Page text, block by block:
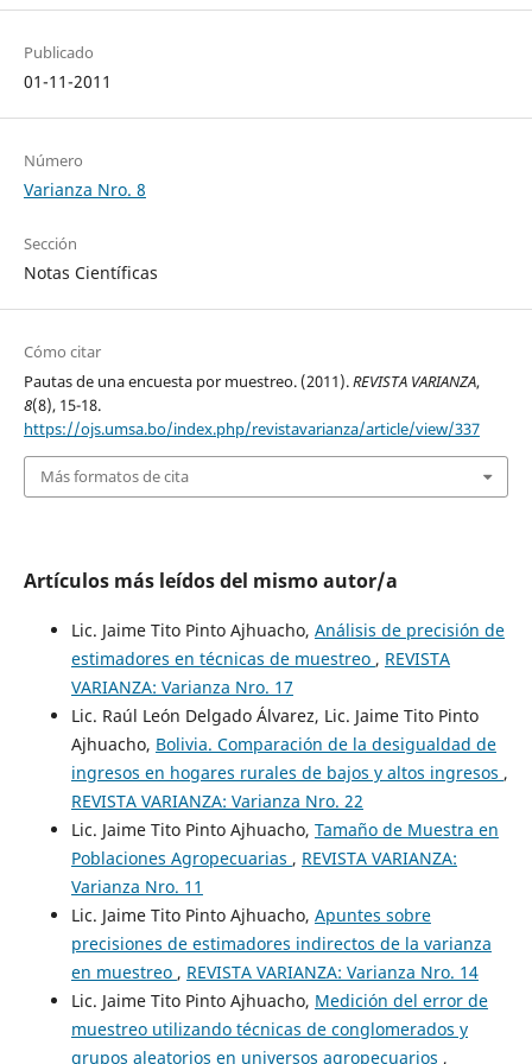
Publicado
01-11-2011
Número
Varianza Nro. 8
Sección
Notas Científicas
Cómo citar
Pautas de una encuesta por muestreo. (2011).REVISTA VARIANZA,
8(8), 15-18.
https://ojs.umsa.bo/index.php/revistavarianza/article/view/337
Más formatos de cita
Artículos más leídos del mismo autor/a
Lic. Jaime Tito Pinto Ajhuacho, Análisis de precisión de
estimadores en técnicas de muestreo , REVISTA
VARIANZA: Varianza Nro. 17
Lic. Raúl León Delgado Álvarez, Lic. Jaime Tito Pinto
Ajhuacho, Bolivia. Comparación de la desigualdad de
ingresos en hogares rurales de bajos y altos ingresos ,
REVISTA VARIANZA: Varianza Nro. 22
Lic. Jaime Tito Pinto Ajhuacho, Tamaño de Muestra en
Poblaciones Agropecuarias , REVISTA VARIANZA:
Varianza Nro. 11
Lic. Jaime Tito Pinto Ajhuacho, Apuntes sobre
precisiones de estimadores indirectos de la varianza
en muestreo , REVISTA VARIANZA: Varianza Nro. 14
Lic. Jaime Tito Pinto Ajhuacho, Medición del error de
muestreo utilizando técnicas de conglomerados y
grupos aleatorios en universos agropecuarios ,